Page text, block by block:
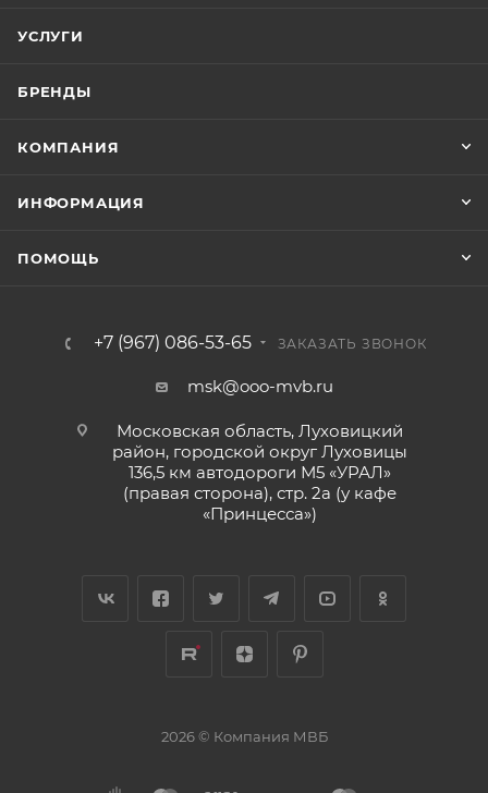
УСЛУГИ
БРЕНДЫ
КОМПАНИЯ
ИНФОРМАЦИЯ
ПОМОЩЬ
+7 (967) 086-53-65 ЗАКАЗАТЬ ЗВОНОК
msk@ooo-mvb.ru
Московская область, Луховицкий
район, городской округ Луховицы
136,5 км автодороги М5 «УРАЛ»
(правая сторона), стр. 2а (у кафе
«‎Принцесса»)
2026 © Компания МВБ